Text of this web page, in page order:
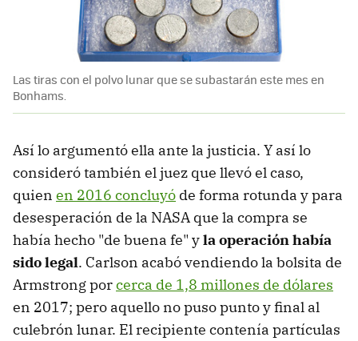
Las tiras con el polvo lunar que se subastarán este mes en
Bonhams.
Así lo argumentó ella ante la justicia. Y así lo
consideró también el juez que llevó el caso,
quien en 2016 concluyó de forma rotunda y para
desesperación de la NASA que la compra se
había hecho "de buena fe" yla operación había
sido legal. Carlson acabó vendiendo la bolsita de
Armstrong porcerca de 1,8 millones de dólares
en 2017; pero aquello no puso punto y final al
culebrón lunar. El recipiente contenía partículas